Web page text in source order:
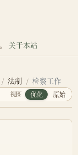
关于本站
法制 检察工作
视图 优化 原始